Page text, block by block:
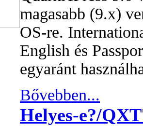
magasabb (9.x)
OS-re.
English és
egyaránt
Bővebben...
Helyes-e?/